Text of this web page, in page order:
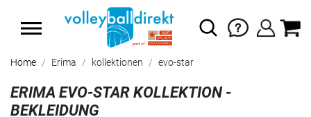
SUMMER SALE: SPARE BIS ZU 65%
Home Erima kollektionen evo-star
ERIMA EVO-STAR KOLLEKTION -
BEKLEIDUNG